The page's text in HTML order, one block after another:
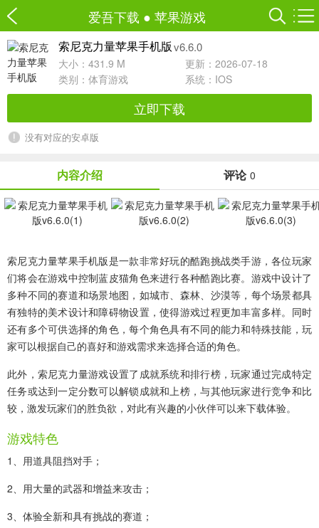
爱吾下载 ● 苹果游戏
索尼克力量苹果手机版 v6.6.0
大小：431.9 M
更新：2026-07-18
类别： 体育游戏 系统：IOS
立即下载
没有对应的安卓版
内容介绍 评论 0
索尼克力量苹果手机版是一款非常好玩的酷跑挑战类手游，各位玩家
们将会在游戏中控制蓝皮猫角色来进行各种酷跑比赛。游戏中设计了
多种不同的赛道和场景地图，如城市、森林、沙漠等，每个场景都具
有独特的美术设计和障碍物设置，使得游戏过程更加丰富多样。同时
还有多个可供选择的角色，每个角色具有不同的能力和特殊技能，玩
家可以根据自己的喜好和游戏需求来选择合适的角色。
此外，索尼克力量游戏设置了成就系统和排行榜，玩家通过完成特定
任务或达到一定分数可以解锁成就和上榜，与其他玩家进行竞争和比
较，激发玩家们的胜负欲，对此有兴趣的小伙伴可以来下载体验。
游戏特色
1、用道具阻挡对手；
2、用大量的武器和增益来攻击；
3、体验全新和具有挑战的赛道；